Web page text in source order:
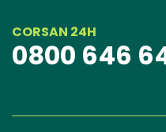
CORSAN 24H
0800 646